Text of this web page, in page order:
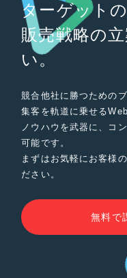
ターゲット
販売戦略の
い。
競合他社に勝つための
集客を軌道に乗せる
ノウハウを武器に、コ
可能です。
まずはお気軽にお客様
ださい。
無料で